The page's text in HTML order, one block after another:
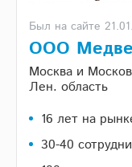
Был на сайте
ООО
Москва и
Лен. область
16 лет на
30-40